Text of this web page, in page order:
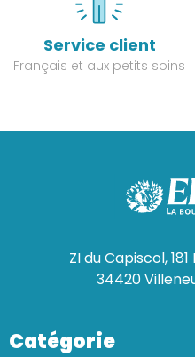
Service client
Français et aux petits soins
ZI du Capiscol,
34420
Catégorie